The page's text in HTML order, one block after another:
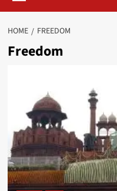
HOME FREEDOM
Freedom